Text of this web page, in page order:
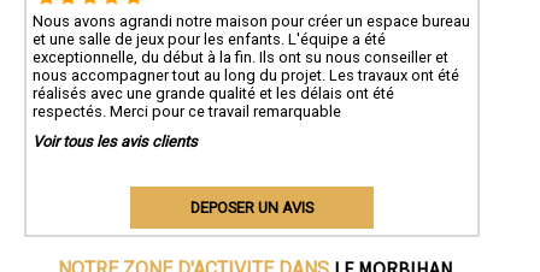
Nous avons agrandi notre maison pour créer un espace bureau
et une salle de jeux pour les enfants. L'équipe a été
exceptionnelle, du début à la fin. Ils ont su nous conseiller et
nous accompagner tout au long du projet. Les travaux ont été
réalisés avec une grande qualité et les délais ont été
respectés. Merci pour ce travail remarquable
Voir tous les avis clients
DEPOSER UN AVIS